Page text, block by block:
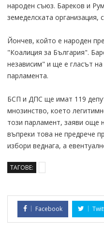
народен съюз. Бареков и
земеделската организация,
Йончев, който е народен
"Коалиция за България".
независим" и ще е гласът
парламента.
БСП и ДПС ще имат 119
мнозинство, което
този парламент, заяви още
въпреки това не предрече
избори веднага, а
ТАГОВЕ:
Facebook